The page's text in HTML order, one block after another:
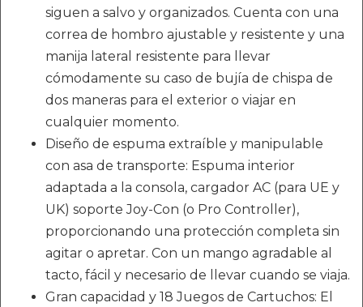
siguen a salvo y organizados. Cuenta con una
correa de hombro ajustable y resistente y una
manija lateral resistente para llevar
cómodamente su caso de bujía de chispa de
dos maneras para el exterior o viajar en
cualquier momento.
Diseño de espuma extraíble y manipulable
con asa de transporte: Espuma interior
adaptada a la consola, cargador AC (para UE y
UK) soporte Joy-Con (o Pro Controller),
proporcionando una protección completa sin
agitar o apretar. Con un mango agradable al
tacto, fácil y necesario de llevar cuando se viaja.
Gran capacidad y 18 Juegos de Cartuchos: El